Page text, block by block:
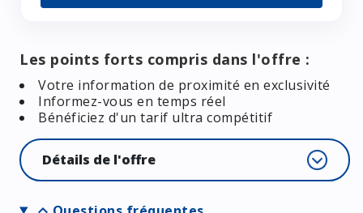
Les points forts compris dans l'offre :
Votre information de proximité en exclusivité
Informez-vous en temps réel
Bénéficiez d'un tarif ultra compétitif
Détails de l'offre